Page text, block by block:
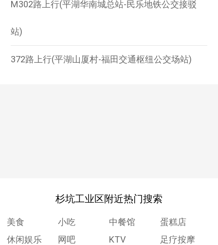
M302路上行(平湖华南城总站-民乐地铁公交接驳
站)
372路上行(平湖山厦村-福田交通枢纽公交场站)
杉坑工业区附近热门搜索
美食 小吃 中餐馆
蛋糕店
休闲娱乐
网吧 KTV
足疗按摩